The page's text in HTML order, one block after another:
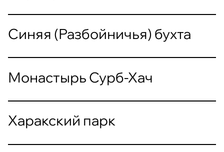
Синяя (Разбойничья) бухта
Монастырь Сурб-Хач
Харакский парк